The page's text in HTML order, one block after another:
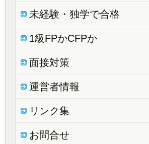
未経験・独学で合格
1級FPかCFPか
面接対策
運営者情報
リンク集
お問合せ